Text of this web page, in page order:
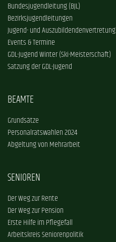
Bundesjugendleitung (BJL)
Bezirksjugendleitungen
Jugend- und Auszubildendenvertretung
Events & Termine
GDL-Jugend Winter (Ski-Meisterschaft)
Satzung der GDL-Jugend
BEAMTE
Grundsätze
Personalratswahlen 2024
Abgeltung von Mehrarbeit
SENIOREN
Der Weg zur Rente
Der Weg zur Pension
Erste Hilfe im Pflegefall
Arbeitskreis Seniorenpolitik